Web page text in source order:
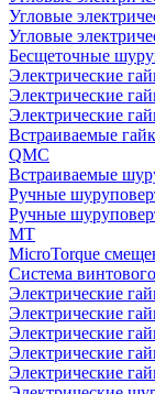
Угловые
Угловые
Бесщеточные
Электрические
Электрические
Электрические
Встраиваемые
QMC
Встраиваемые
Ручные
Ручные
MT
MicroTorque
Система
Электрические
Электрические
Электрические
Электрические
Электрические